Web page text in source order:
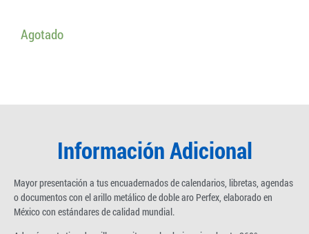
Agotado
Información Adicional
Mayor presentación a tus encuadernados de calendarios, libretas, agendas
o documentos con el arillo metálico de doble aro Perfex, elaborado en
México con estándares de calidad mundial.